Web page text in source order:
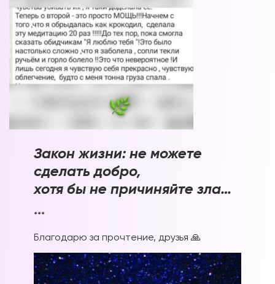
Закон жизни: не можете
сделать добро,
хотя бы не причиняйте зла…
***
Благодарю за прочтение, друзья 🙏